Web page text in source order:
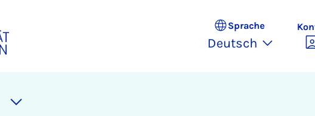
Sprache
Deutsch